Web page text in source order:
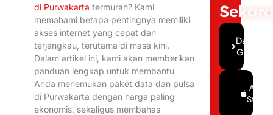
di Purwakarta termurah? Kami
memahami betapa pentingnya memiliki
akses internet yang cepat dan
terjangkau, terutama di masa kini.
Dalam artikel ini, kami akan memberikan
panduan lengkap untuk membantu
Anda menemukan paket data dan pulsa
di Purwakarta dengan harga paling
ekonomis, sekaligus membahas
Daftar
Gratis
Google
Play
App
Store